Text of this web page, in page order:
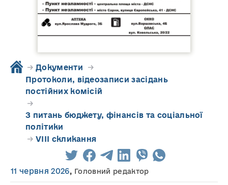
→ Документи →
Протоколи, відеозаписи засідань
постійних комісій
→
З питань бюджету, фінансів та соціальної
політики
→ VIII скликання
11 червня 2026, Головний редактор